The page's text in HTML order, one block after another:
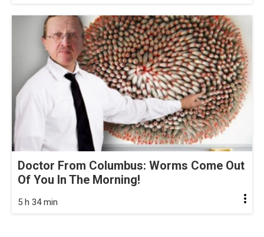
Doctor From Columbus: Worms Come Out
Of You In The Morning!
5 h 34 min